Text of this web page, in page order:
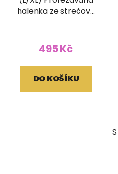
halenka ze strečové
495 Kč
DO KOŠÍKU
S